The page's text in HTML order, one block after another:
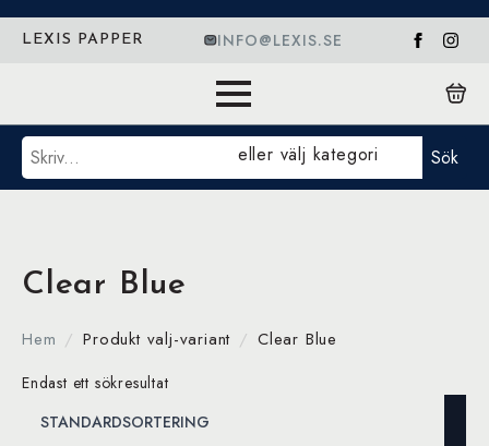
LEXIS PAPPER INFO@LEXIS.SE
Sök eller välj kategori Sök
Clear Blue
Hem Produkt valj-variant Clear Blue
Endast ett sökresultat